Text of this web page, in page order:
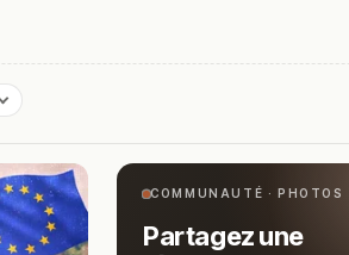
COMMUNAUTÉ · PHOTOS
Partagez une